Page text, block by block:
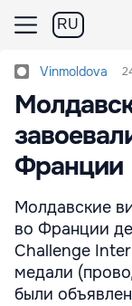
RU
Vinmoldova
Франции
Молдавские
во Франции
Challenge
медали
были